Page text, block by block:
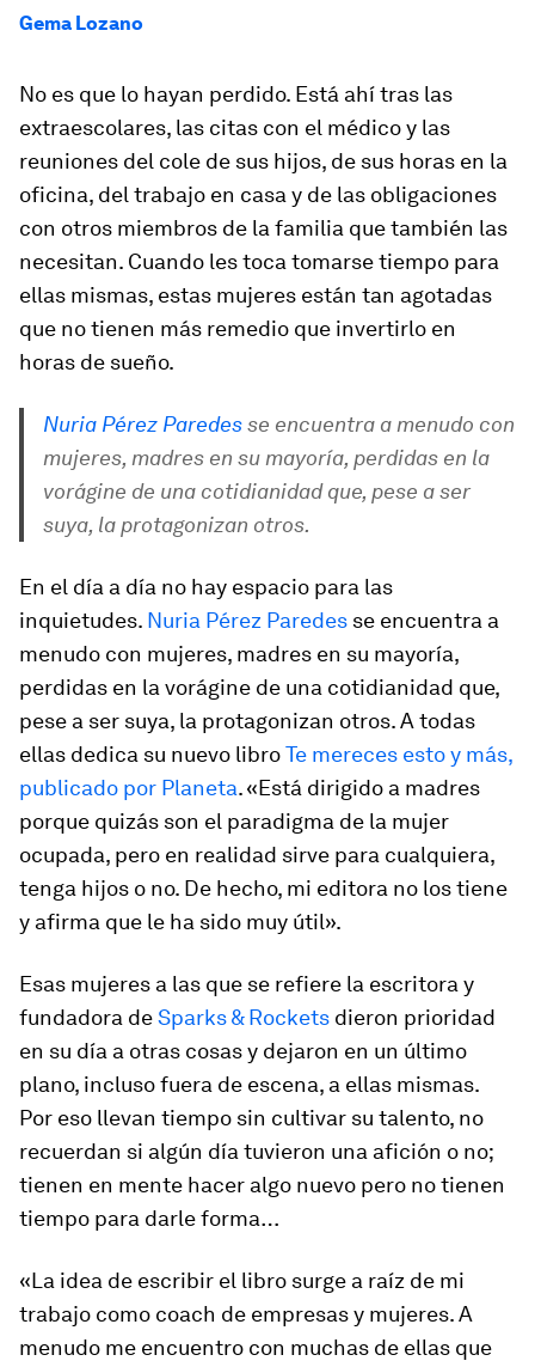
Gema Lozano
No es que lo hayan perdido. Está ahí tras las
extraescolares, las citas con el médico y las
reuniones del cole de sus hijos, de sus horas en la
oficina, del trabajo en casa y de las obligaciones
con otros miembros de la familia que también las
necesitan. Cuando les toca tomarse tiempo para
ellas mismas, estas mujeres están tan agotadas
que no tienen más remedio que invertirlo en
horas de sueño.
Nuria Pérez Paredesse encuentra a menudo con
mujeres, madres en su mayoría, perdidas en la
vorágine de una cotidianidad que, pese a ser
suya, la protagonizan otros.
En el día a día no hay espacio para las
inquietudes. Nuria Pérez Paredes se encuentra a
menudo con mujeres, madres en su mayoría,
perdidas en la vorágine de una cotidianidad que,
pese a ser suya, la protagonizan otros. A todas
ellas dedica su nuevo libroTe mereces esto y más,
publicado por Planeta. «Está dirigido a madres
porque quizás son el paradigma de la mujer
ocupada, pero en realidad sirve para cualquiera,
tenga hijos o no. De hecho, mi editora no los tiene
y afirma que le ha sido muy útil».
Esas mujeres a las que se refiere la escritora y
fundadora deSparks & Rockets dieron prioridad
en su día a otras cosas y dejaron en un último
plano, incluso fuera de escena, a ellas mismas.
Por eso llevan tiempo sin cultivar su talento, no
recuerdan si algún día tuvieron una afición o no;
tienen en mente hacer algo nuevo pero no tienen
tiempo para darle forma…
«La idea de escribir el libro surge a raíz de mi
trabajo como coach de empresas y mujeres. A
menudo me encuentro con muchas de ellas que